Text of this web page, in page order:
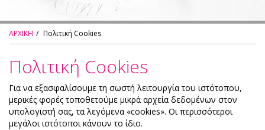
ΑΡΧΙΚΗ Πολιτική Cookies
Πολιτική Cookies
Για να εξασφαλίσουμε τη σωστή λειτουργία του ιστότοπου,
μερικές φορές τοποθετούμε μικρά αρχεία δεδομένων στον
υπολογιστή σας, τα λεγόμενα «cookies». Οι περισσότεροι
μεγάλοι ιστότοποι κάνουν το ίδιο.